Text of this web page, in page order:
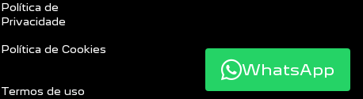
Política de
Privacidade
Política de Cookies
Termos de uso
WhatsApp